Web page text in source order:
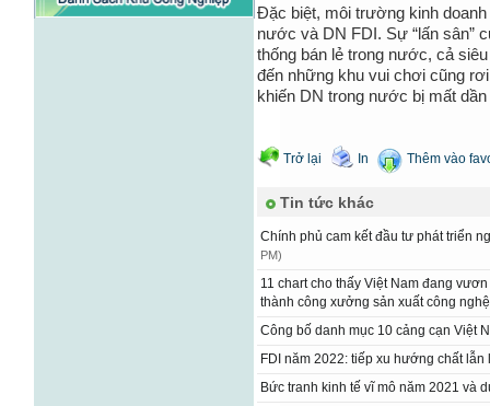
Đặc biệt, môi trường kinh
nước và DN FDI. Sự “lấn sân”
thống bán lẻ trong nước, cả
đến những khu vui chơi cũng
khiến DN trong nước bị mất
Trở lại In Thêm vào
Tin tức khác
Chính phủ cam kết đầu tư phát triển
PM)
11 chart cho thấy Việt Nam đang
thành công xưởng sản xuất công
Công bố danh mục 10 cảng cạn Việt
FDI năm 2022: tiếp xu hướng chất
Bức tranh kinh tế vĩ mô năm 2021 và